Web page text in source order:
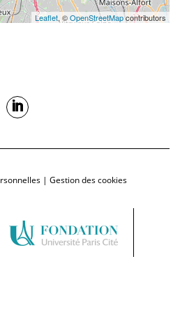
Leaflet , ©OpenStreetMapcontributors
| Gestion des cookies